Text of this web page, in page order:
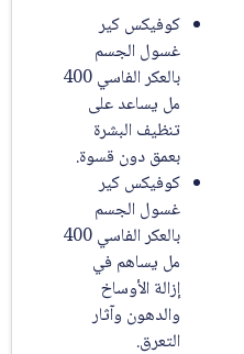
كوفيكس كير
غسول الجسم
بالعكر الفاسي 400
مل يساعد على
تنظيف البشرة
بعمق دون قسوة.
كوفيكس كير
غسول الجسم
بالعكر الفاسي 400
مل يساهم في
إزالة الأوساخ
والدهون وآثار
التعرق.